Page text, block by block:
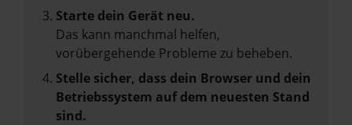
Starte dein Gerät neu.
Das kann manchmal helfen,
vorübergehende Probleme zu beheben.
Stelle sicher, dass dein Browser und dein
Betriebssystem auf dem neuesten Stand
sind.